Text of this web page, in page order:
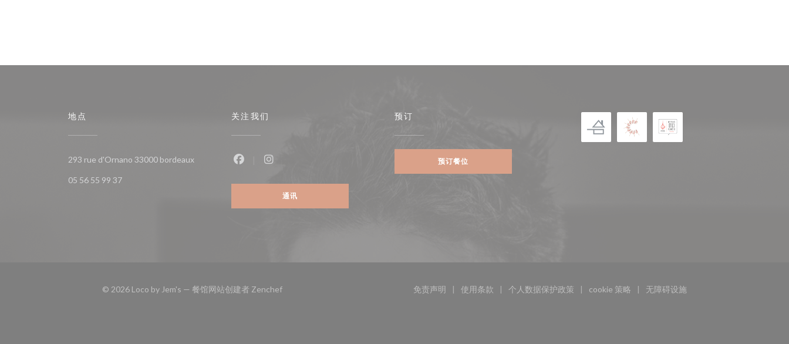
地点
293 rue d'Ornano 33000 bordeaux((在新窗口中打开))
05 56 55 99 37
关注我们
通讯
预订
预订餐位
© 2026 Loco by Jem's — 餐馆网站创建者 Zenchef((在新窗口中打开)) 免责声明
((在新窗口中打开))
使用条款
((在新窗口中打开))
个人数据保护政策
((在新窗口中打开))
cookie 策略
((在新窗口中打开))
无障碍设施
((在新窗口中打开))